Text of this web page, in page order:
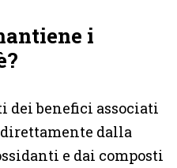
i
dei benefici associati
dalla
e dai composti